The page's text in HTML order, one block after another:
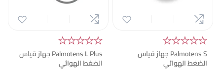
★★★★★
Palmotens S جهاز قياس
الضغط الهوائي
★★★★★
Palmotens L Plus جهاز قياس
الضغط الهوائي